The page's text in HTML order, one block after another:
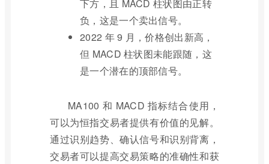
下方，且 MACD 柱状图由正转
负，这是一个卖出信号。
2022 年 9 月，价格创出新高，
但 MACD 柱状图未能跟随，这
是一个潜在的顶部信号。
MA100 和 MACD 指标结合使用，
可以为恒指交易者提供有价值的见解。
通过识别趋势、确认信号和识别背离，
交易者可以提高交易策略的准确性和获